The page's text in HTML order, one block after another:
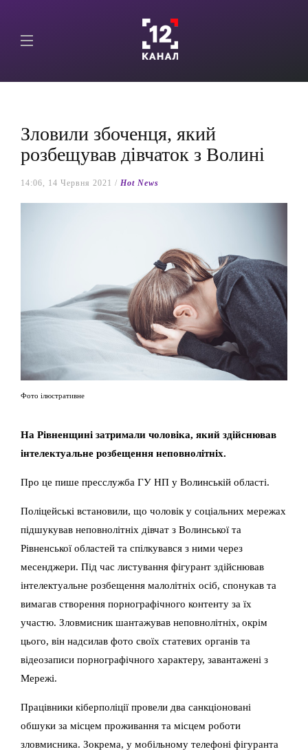
Зловили збоченця, який
розбещував дівчаток з Волині
14:06, 14 Червня 2021 / Hot News
Фото ілюстративне
На Рівненщині затримали чоловіка, який здійснював
інтелектуальне розбещення неповнолітніх.
Про це пише пресслужба ГУ НП у Волинській області.
Поліцейські встановили, що чоловік у соціальних мережах
підшукував неповнолітніх дівчат з Волинської та
Рівненської областей та спілкувався з ними через
месенджери. Під час листування фігурант здійснював
інтелектуальне розбещення малолітніх осіб, спонукав та
вимагав створення порнографічного контенту за їх
участю. Зловмисник шантажував неповнолітніх, окрім
цього, він надсилав фото своїх статевих органів та
відеозаписи порнографічного характеру, завантажені з
Мережі.
Працівники кіберполіції провели два санкціоновані
обшуки за місцем проживання та місцем роботи
зловмисника. Зокрема, у мобільному телефоні фігуранта